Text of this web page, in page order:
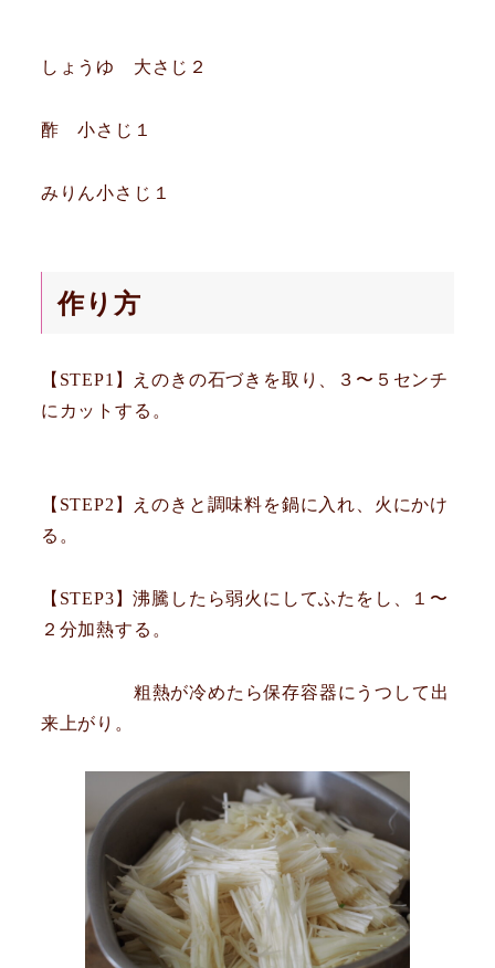
しょうゆ 大さじ２
酢 小さじ１
みりん小さじ１
作り方
【STEP1】えのきの石づきを取り、３〜５センチ
にカットする。
【STEP2】えのきと調味料を鍋に入れ、火にかけ
る。
【STEP3】沸騰したら弱火にしてふたをし、１〜
２分加熱する。
粗熱が冷めたら保存容器にうつして出
来上がり。